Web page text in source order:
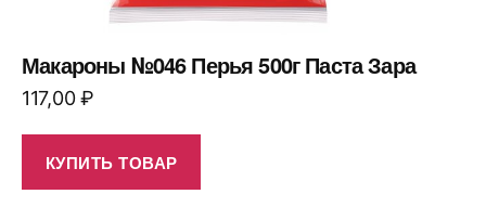
Макароны №046 Перья 500г Паста Зара
117,00₽
КУПИТЬ ТОВАР